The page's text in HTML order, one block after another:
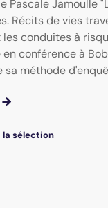
Pascale Jamoulle
Récits de vies
conduites à
conférence à
sa méthode
la sélection